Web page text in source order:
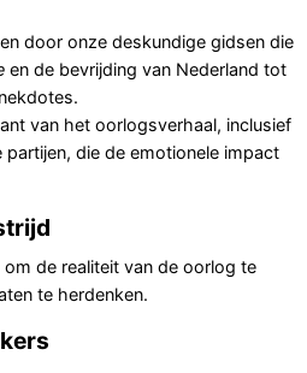
door onze deskundige gidsen die
en de bevrijding van Nederland tot
van het oorlogsverhaal, inclusief
die de emotionele impact
de realiteit van de oorlog te
te herdenken.